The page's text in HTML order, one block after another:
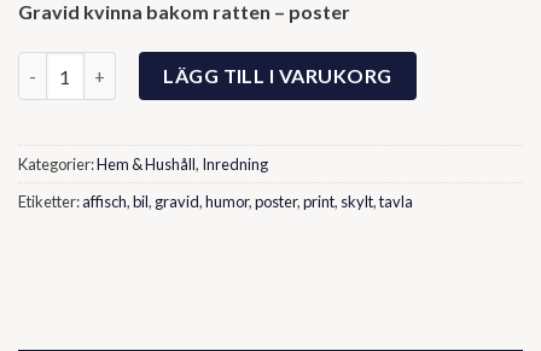
Gravid kvinna bakom ratten – poster
Poster till bilen! Gravid kvinna! mängd
LÄGG TILL I VARUKORG
Kategorier:Hem & Hushåll, Inredning
Etiketter:affisch,bil, gravid,humor,poster,print, skylt,tavla